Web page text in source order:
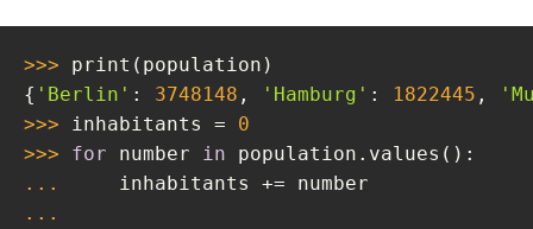
>>> print(population)
{ 'Berlin' : 3748148 , 'Hamburg' : 1822445 ,
>>> inhabitants = 0
>>> for number in
...
...